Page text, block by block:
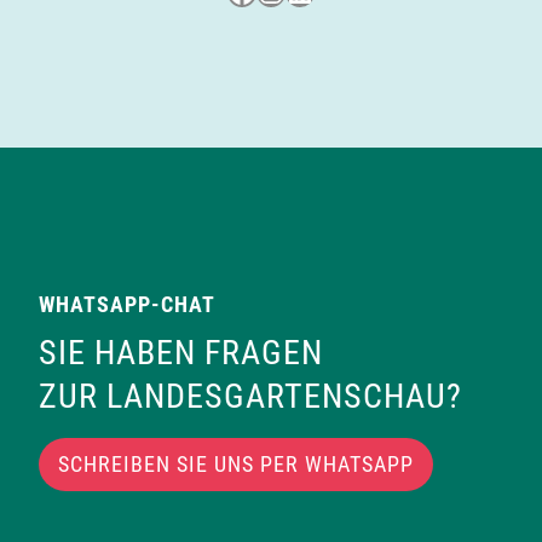
WHATSAPP-CHAT
SIE HABEN FRAGEN
ZUR LANDESGARTENSCHAU?
SCHREIBEN SIE UNS PER WHATSAPP